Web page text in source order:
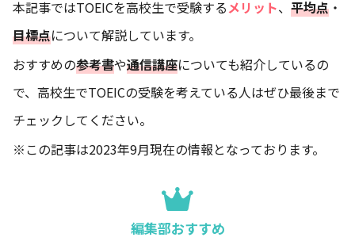
本記事ではTOEICを高校生で受験するメリット、 平均点 ・
目標点について解説しています。
おすすめの参考書や通信講座についても紹介しているの
で、高校生でTOEICの受験を考えている人はぜひ最後まで
チェックしてください。
※この記事は2023年9月現在の情報となっております。
編集部おすすめ